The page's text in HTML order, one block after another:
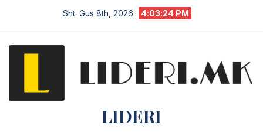
Sht. Gus 8th, 2026 4:03:25 PM
LIDERI